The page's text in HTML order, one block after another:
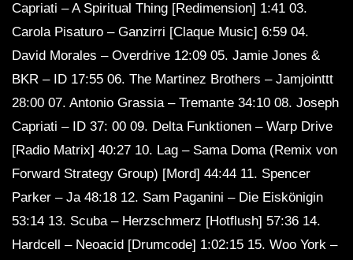
Capriati – A Spiritual Thing [Redimension] 1:41 03.
Carola Pisaturo – Ganzirri [Claque Music] 6:59 04.
David Morales – Overdrive 12:09 05. Jamie Jones &
BKR – ID 17:55 06. The Martinez Brothers – Jamjointtt
28:00 07. Antonio Grassia – Tremante 34:10 08. Joseph
Capriati – ID 37: 00 09. Delta Funktionen – Warp Drive
[Radio Matrix] 40:27 10. Lag – Sama Doma (Remix von
Forward Strategy Group) [Mord] 44:44 11. Spencer
Parker – Ja 48:18 12. Sam Paganini – Die Eiskönigin
53:14 13. Scuba – Herzschmerz [Hotflush] 57:36 14.
Hardcell – Neoacid [Drumcode] 1:02:15 15. Woo York –